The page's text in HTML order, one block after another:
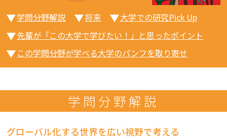
学問分野解説 将来
大学での研究Pick Up
先輩が「この大学で学びたい！」と思ったポイント
この学問分野が学べる大学のパンフを取り寄せ
学問分野解説
グローバル化する世界を広い視野で考える